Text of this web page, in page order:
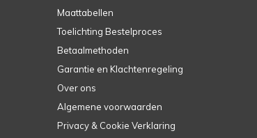
Maattabellen
Toelichting Bestelproces
Betaalmethoden
Garantie en Klachtenregeling
Over ons
Algemene voorwaarden
Privacy & Cookie Verklaring